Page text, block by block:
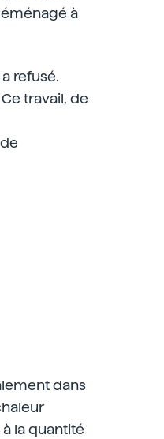
à
refusé.
travail, de
dans
la quantité